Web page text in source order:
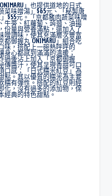
」也提供道地的日式
菜味噌湯」$65元、「秘製唐
$55元。「京都豬肉蔬菜味噌
牛蒡、紅蘿蔔、蒟蒻、油揚
份量與營養滿點，還加入了
噌調味，使其充滿層次豐富
御握丸 ONIMARU」組合吃
味，搭配上一碗熱呼呼的
身心都感到滿滿的溫暖；
過後沾上加入「京都御握
傳醬汁，使其呈現香甜可口
口感；「日式糯米紅豆」為
點。其以優質的糯米為主要
糯有彈性。搭配的紅豆則經
化，沒有過多的添加物，保
經典的特色甜點。